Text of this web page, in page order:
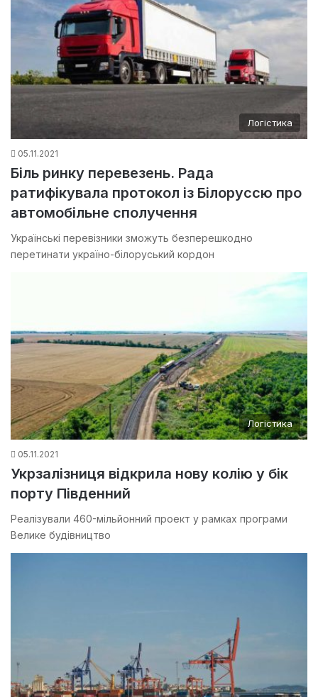
Логістика
05.11.2021
Біль ринку перевезень. Рада
ратифікувала протокол із Білоруссю про
автомобільне сполучення
Українські перевізники зможуть безперешкодно
перетинати україно-білоруський кордон
Логістика
05.11.2021
Укрзалізниця відкрила нову колію у бік
порту Південний
Реалізували 460-мільйонний проект у рамках програми
Велике будівництво